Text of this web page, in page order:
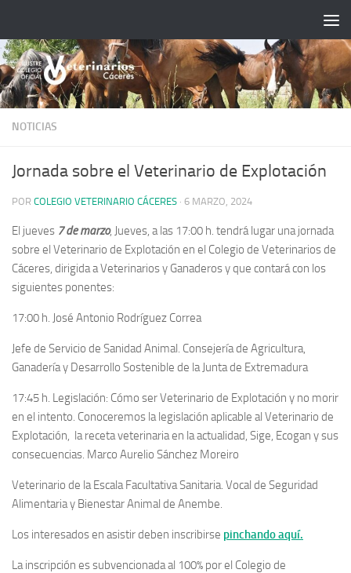
NOTICIAS
Jornada sobre el Veterinario de Explotación
POR COLEGIO VETERINARIO CÁCERES · 6 MARZO, 2024
El jueves 7 de marzo, Jueves, a las 17:00 h. tendrá lugar una jornada
sobre el Veterinario de Explotación en el Colegio de Veterinarios de
Cáceres, dirigida a Veterinarios y Ganaderos y que contará con los
siguientes ponentes:
17:00 h. José Antonio Rodríguez Correa
Jefe de Servicio de Sanidad Animal. Consejería de Agricultura,
Ganadería y Desarrollo Sostenible de la Junta de Extremadura
17:45 h. Legislación: Cómo ser Veterinario de Explotación y no morir
en el intento. Conoceremos la legislación aplicable al Veterinario de
Explotación, la receta veterinaria en la actualidad, Sige, Ecogan y sus
consecuencias. Marco Aurelio Sánchez Moreiro
Veterinario de la Escala Facultativa Sanitaria. Vocal de Seguridad
Alimentaria y Bienestar Animal de Anembe.
Los interesados en asistir deben inscribirse pinchando aquí.
La inscripción es subvencionada al 100% por el Colegio de